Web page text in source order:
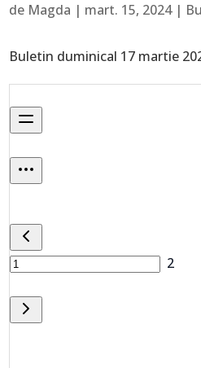
de Magda | mart. 15, 2024|
Buletin duminical 17 martie